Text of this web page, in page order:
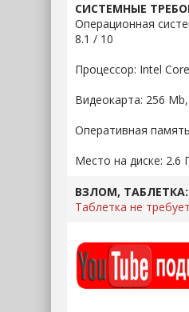
СИСТЕМНЫЕ
Операционная
8.1 / 10
Процессор: Intel
Видеокарта: 256
Оперативная
Место на диске: 2.6
ВЗЛОМ, ТАБЛЕТКА:
Таблетка не